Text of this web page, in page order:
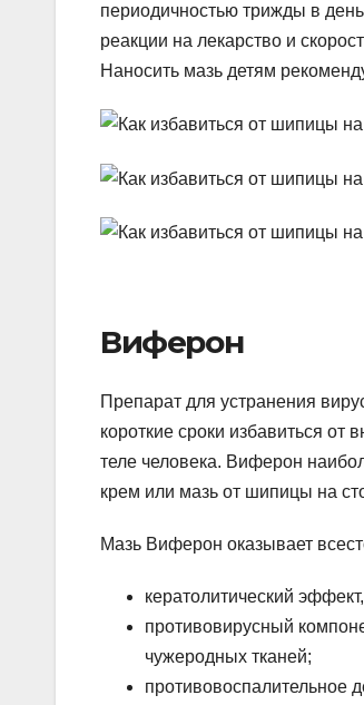
периодичностью трижды в
реакции на лекарство и
Наносить мазь детям
Виферон
Препарат для устранения
короткие сроки избавиться
теле человека. Виферон
крем или мазь от шипицы на
Мазь Виферон оказывает
кератолитический
противовирусный
чужеродных тканей;
противовоспалительное